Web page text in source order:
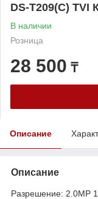
DS-T209(C) TVI
В наличии
Розница
28 500 ₸
Описание
Описание
Разрешение: 2.0MP